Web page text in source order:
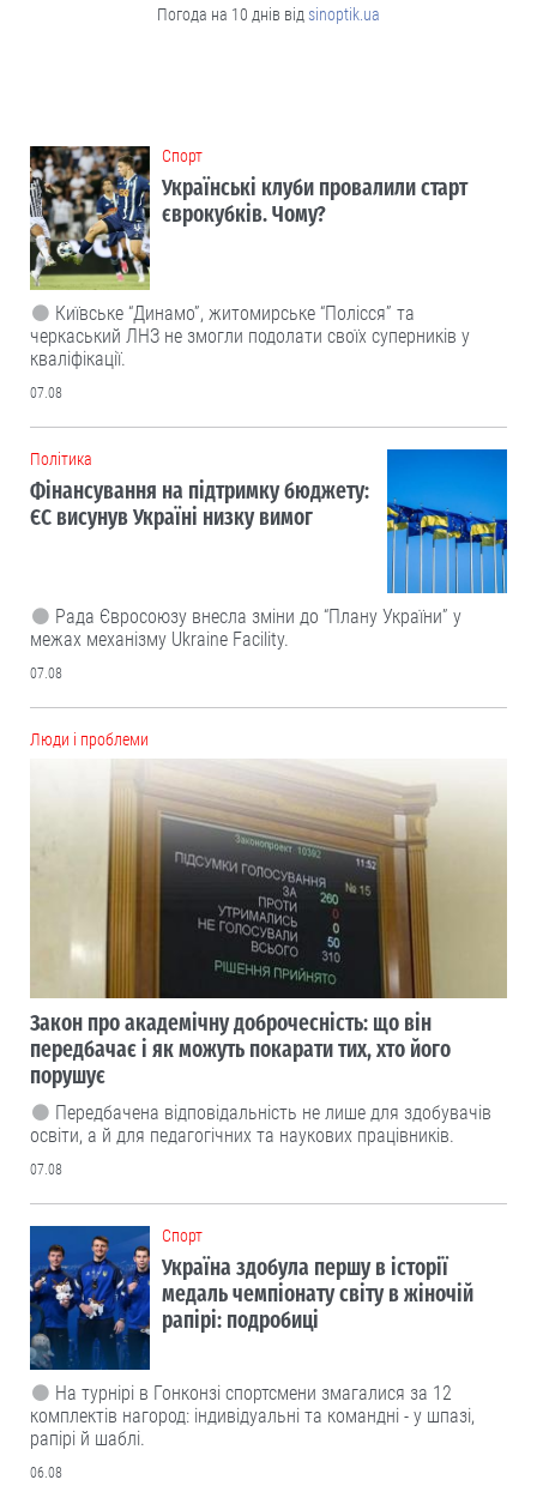
Погода на 10 днів від sinoptik.ua
Cпорт
Українські клуби провалили старт
єврокубків. Чому?
Київське “Динамо”, житомирське “Полісся” та
черкаський ЛНЗ не змогли подолати своїх суперників у
кваліфікації.
07.08
Політика
Фінансування на підтримку бюджету:
ЄС висунув Україні низку вимог
Рада Євросоюзу внесла зміни до “Плану України” у
межах механізму Ukraine Facility.
07.08
Люди і проблеми
Закон про академічну доброчесність: що він
передбачає і як можуть покарати тих, хто його
порушує
Передбачена відповідальність не лише для здобувачів
освіти, а й для педагогічних та наукових працівників.
07.08
Cпорт
Україна здобула першу в історії
медаль чемпіонату світу в жіночій
рапірі: подробиці
На турнірі в Гонконзі спортсмени змагалися за 12
комплектів нагород: індивідуальні та командні - у шпазі,
рапірі й шаблі.
06.08